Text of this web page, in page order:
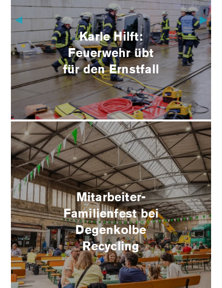
▶ ▶
Karle Hilft:
Feuerwehr übt
für den Ernstfall
Mitarbeiter-
Familienfest bei
Degenkolbe
Recycling